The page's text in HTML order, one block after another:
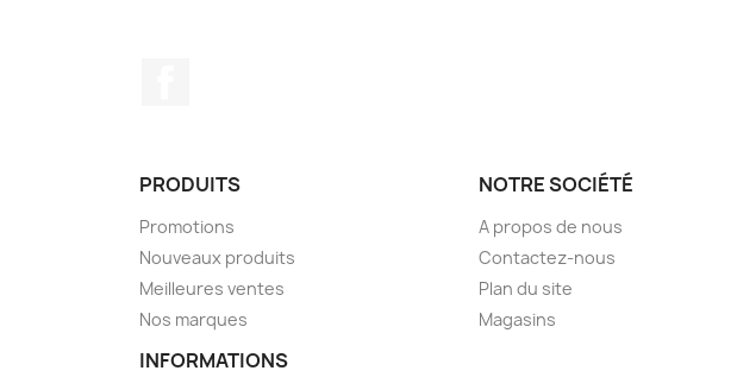
PRODUITS
Promotions
Nouveaux produits
Meilleures ventes
Nos marques
NOTRE SOCIÉTÉ
A propos de nous
Contactez-nous
Plan du site
Magasins
INFORMATIONS